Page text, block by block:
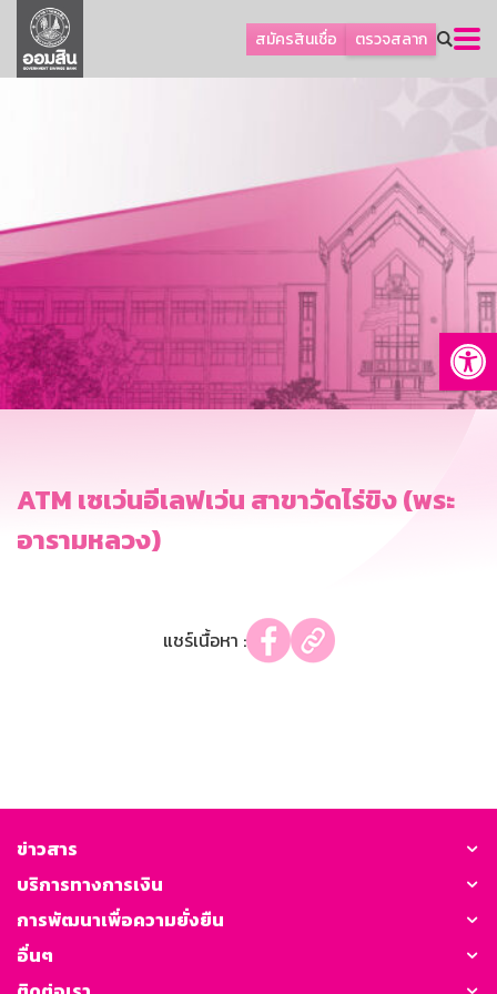
สมัครสินเชื่อ ตรวจสลาก
ลูกค้าธุรกิจ
ลูกค้าผู้ประกอบรายย่อย
การพัฒนาที่ยั่งยืน
ข่าวสาร
บริการทางการเงิน
อื่นๆ
ติดต่อเรา
บริการออนไลน์
GSB Society
ATM เซเว่นอีเลฟเว่น สาขาวัดไร่ขิง (พระ
อารามหลวง)
แชร์เนื้อหา :
ข่าวสาร
บริการทางการเงิน
การพัฒนาเพื่อความยั่งยืน
อื่นๆ